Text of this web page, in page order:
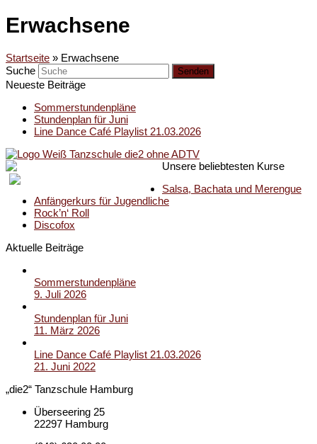
Erwachsene
Startseite » Erwachsene
Suche
Senden
Neueste Beiträge
Sommerstundenpläne
Stundenplan für Juni
Line Dance Café Playlist 21.03.2026
Unsere beliebtesten Kurse
Salsa, Bachata und Merengue
Anfängerkurs für Jugendliche
Rock’n‘ Roll
Discofox
Aktuelle Beiträge
Sommerstundenpläne
9. Juli 2026
Stundenplan für Juni
11. März 2026
Line Dance Café Playlist 21.03.2026
21. Juni 2022
„die2“ Tanzschule Hamburg
Überseering 25
22297 Hamburg